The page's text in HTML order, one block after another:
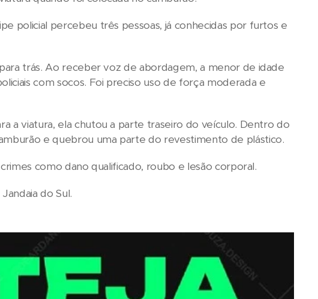
policial percebeu três pessoas, já conhecidas por furtos e
trás. Ao receber voz de abordagem, a menor de idade
com socos. Foi preciso uso de força moderada e
a viatura, ela chutou a parte traseiro do veículo. Dentro do
e quebrou uma parte do revestimento de plástico.
como dano qualificado, roubo e lesão corporal.
do Sul.